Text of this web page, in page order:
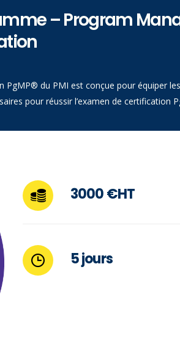
– Program
du PMI est conçue pour équiper
pour réussir l’examen de certification
3000 €HT
5 jours